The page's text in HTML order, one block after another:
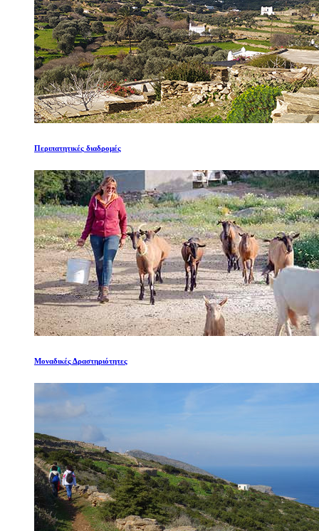
Περιπατητικές διαδρομές
Μοναδικές Δραστηριότητες